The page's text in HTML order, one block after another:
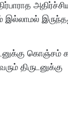
இல்லாமல்
கொஞ்சம்
திருடனுக்கு